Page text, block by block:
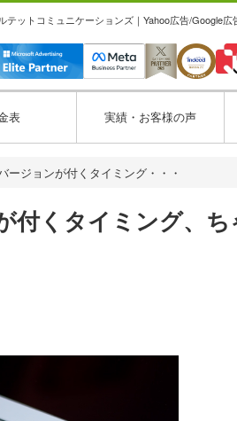
ットコミュニケーションズ｜Yahoo広告/Google広
表 実績・お客様の声
ージョンが付くタイミング・・・
付くタイミング、